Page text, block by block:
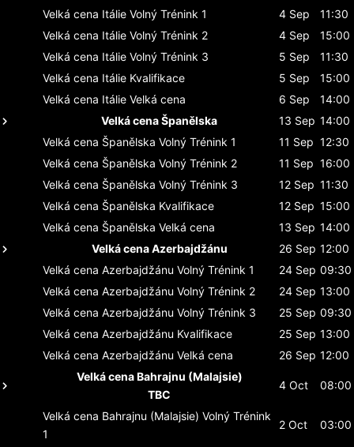
Velká cena Itálie Volný Trénink 1 4 Sep
11:30
Velká cena Itálie Volný Trénink 2 4 Sep
15:00
Velká cena Itálie Volný Trénink 3 5 Sep
11:30
Velká cena Itálie Kvalifikace 5 Sep
15:00
Velká cena Itálie Velká cena 6 Sep
14:00
Velká cena Španělska
13 Sep 14:00
Velká cena Španělska Volný Trénink 1 11 Sep 12:30
Velká cena Španělska Volný Trénink 2 11 Sep 16:00
Velká cena Španělska Volný Trénink 3 12 Sep 11:30
Velká cena Španělska Kvalifikace 12 Sep 15:00
Velká cena Španělska Velká cena 13 Sep 14:00
Velká cena Azerbajdžánu
26 Sep 12:00
Velká cena Azerbajdžánu Volný Trénink 1 24 Sep 09:30
Velká cena Azerbajdžánu Volný Trénink 2 24 Sep 13:00
Velká cena Azerbajdžánu Volný Trénink 3 25 Sep 09:30
Velká cena Azerbajdžánu Kvalifikace 25 Sep 13:00
Velká cena Azerbajdžánu Velká cena 26 Sep 12:00
Velká cena Bahrajnu (Malajsie)
TBC
4 Oct 08:00
Velká cena Bahrajnu (Malajsie) Volný Trénink
1
2 Oct 03:00